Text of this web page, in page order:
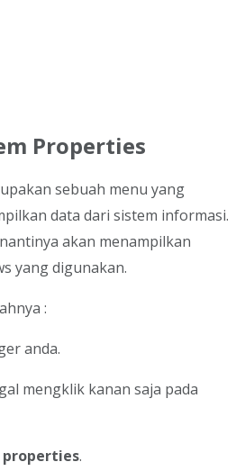
Properties
sebuah menu yang
data dari sistem informasi.
akan menampilkan
yang digunakan.
:
anda.
mengklik kanan saja pada
properties.